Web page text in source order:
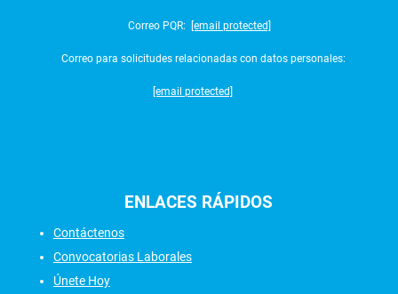
Correo PQR: [email protected]
Correo para solicitudes relacionadas con datos personales:
[email protected]
ENLACES RÁPIDOS
Contáctenos
Convocatorias Laborales
Únete Hoy